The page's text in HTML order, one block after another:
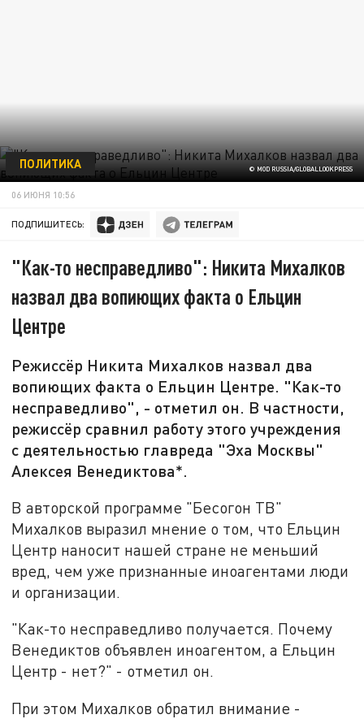
© MOD RUSSIA/GLOBALLOOKPRESS
ПОЛИТИКА
06 ИЮНЯ 10:56
ПОДПИШИТЕСЬ:
"Как-то несправедливо": Никита Михалков
назвал два вопиющих факта о Ельцин
Центре
Режиссёр Никита Михалков назвал два
вопиющих факта о Ельцин Центре. "Как-то
несправедливо", - отметил он. В частности,
режиссёр сравнил работу этого учреждения
с деятельностью главреда "Эха Москвы"
Алексея Венедиктова*.
В авторской программе "Бесогон ТВ"
Михалков выразил мнение о том, что Ельцин
Центр наносит нашей стране не меньший
вред, чем уже признанные иноагентами люди
и организации.
"Как-то несправедливо получается. Почему
Венедиктов объявлен иноагентом, а Ельцин
Центр - нет?" - отметил он.
При этом Михалков обратил внимание -